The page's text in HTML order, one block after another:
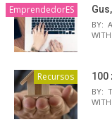
EmprendedorES
BY:
WITH:
Recursos 100
BY:
WITH: